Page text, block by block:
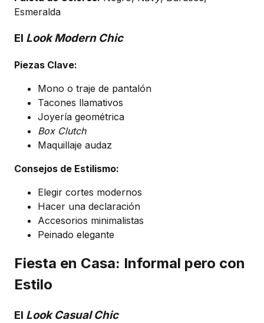
Esmeralda
El Look Modern Chic
Piezas Clave:
Mono o traje de pantalón
Tacones llamativos
Joyería geométrica
Box Clutch
Maquillaje audaz
Consejos de Estilismo:
Elegir cortes modernos
Hacer una declaración
Accesorios minimalistas
Peinado elegante
Fiesta en Casa: Informal pero con
Estilo
El Look Casual Chic